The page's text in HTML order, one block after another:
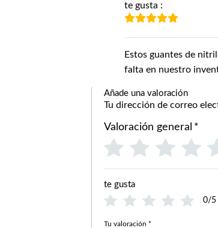
te gusta :
Estos guantes de
falta en nuestro
Añade una valoración
Tu dirección de correo
Valoración general *
te gusta
0/5
Tu valoración *